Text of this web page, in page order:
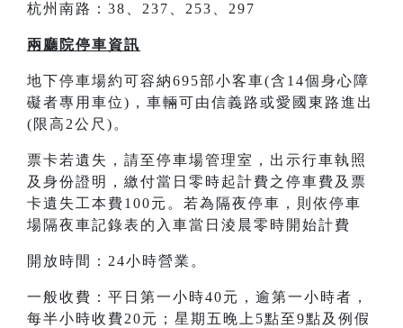
杭州南路：38、237、253、297
兩廳院停車資訊
地下停車場約可容納695部小客車(含14個身心障
礙者專用車位)，車輛可由信義路或愛國東路進出
(限高2公尺)。
票卡若遺失，請至停車場管理室，出示行車執照
及身份證明，繳付當日零時起計費之停車費及票
卡遺失工本費100元。若為隔夜停車，則依停車
場隔夜車記錄表的入車當日淩晨零時開始計費
開放時間：24小時營業。
一般收費：平日第一小時40元，逾第一小時者，
每半小時收費20元；星期五晚上5點至9點及例假